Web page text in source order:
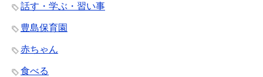
話す・学ぶ・習い事
豊島保育園
赤ちゃん
食べる